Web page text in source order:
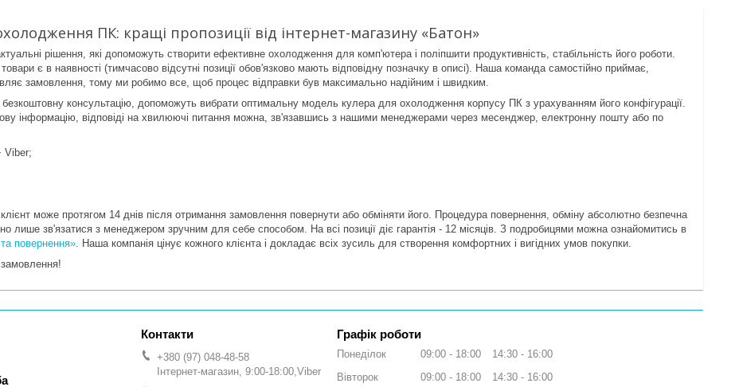
ПК: кращі пропозиції від інтернет-магазину «Батон»
рішення, які допоможуть створити ефективне охолодження для комп'ютера і поліпшити продуктивність, стабільність його роботи.
товари є в наявності (тимчасово відсутні позиції обов'язково мають відповідну позначку в описі). Наша команда самостійно приймає,
замовлення, тому ми робимо все, щоб процес відправки був максимально надійним і швидким.
безкоштовну консультацію, допоможуть вибрати оптимальну модель кулера для охолодження корпусу ПК з урахуванням його конфігурації.
інформацію, відповіді на хвилюючі питання можна, зв'язавшись з нашими менеджерами через месенджер, електронну пошту або по
Viber;
клієнт може протягом 14 днів після отримання замовлення повернути або обміняти його. Процедура повернення, обміну абсолютно безпечна
лише зв'язатися з менеджером зручним для себе способом. На всі позиції діє гарантія - 12 місяців. З подробицями можна ознайомитись в
та повернення». Наша компанія цінує кожного клієнта і докладає всіх зусиль для створення комфортних і вигідних умов покупки.
+380 (97) 048-48-58
Інтернет-магазин, 9:00-18:00,Viber
Графік роботи
Понеділок 09:00 18:00 14:30
16:00
Вівторок
09:00 18:00 14:30
16:00